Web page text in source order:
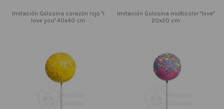
Imitación Golosina corazón rojo "i
love you" 40x40 cm
Imitación Golosina multicolor "love"
20x20 cm